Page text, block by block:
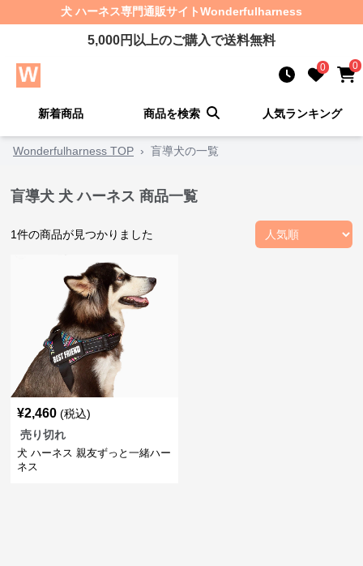
犬 ハーネス専門通販サイトWonderfulharness
5,000円以上のご購入で送料無料
0 0
新着商品 商品を検索 人気ランキング
Wonderfulharness TOP › 盲導犬の一覧
盲導犬 犬 ハーネス 商品一覧
1件の商品が見つかりました
¥2,460 (税込)
売り切れ
犬 ハーネス 親友ずっと一緒ハー
ネス